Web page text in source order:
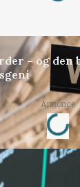
– og
Annonce
Loading...